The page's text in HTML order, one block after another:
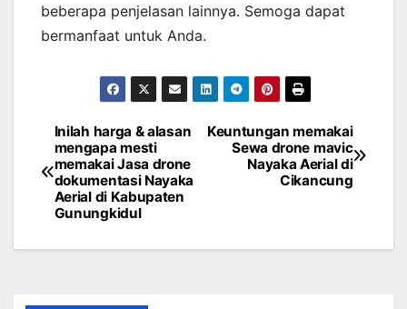
beberapa penjelasan lainnya. Semoga dapat
bermanfaat untuk Anda.
Post
navigation
Keuntungan memakai
Sewa drone mavic
Nayaka Aerial di
Cikancung
Inilah harga & alasan
mengapa mesti
memakai Jasa drone
dokumentasi Nayaka
Aerial di Kabupaten
Gunungkidul